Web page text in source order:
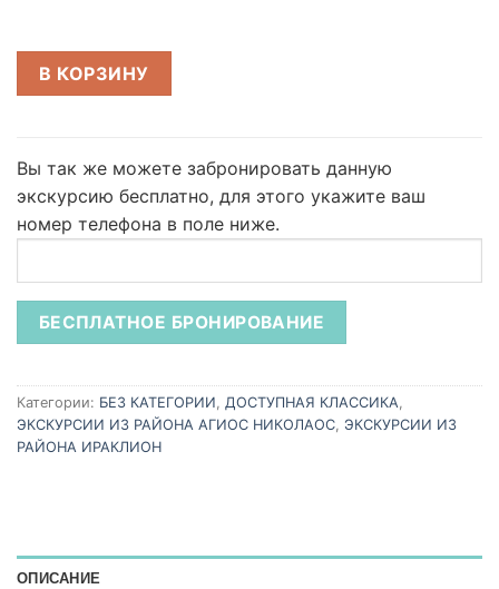
В КОРЗИНУ
Вы так же можете забронировать данную
экскурсию бесплатно, для этого укажите ваш
номер телефона в поле ниже.
Категории: БЕЗ КАТЕГОРИИ ДОСТУПНАЯ КЛАССИКА
ЭКСКУРСИИ ИЗ РАЙОНА АГИОС НИКОЛАОС ЭКСКУРСИИ ИЗ
РАЙОНА ИРАКЛИОН
ОПИСАНИЕ